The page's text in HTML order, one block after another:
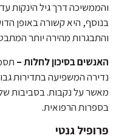
והממשיכה דרך גיל הינקות
בנוסף, היא קשורה באופן
והתבגרות מהירה יותר
האנשים בסיכון לחלות –
נדירה המשפיעה בתדירות
מאשר על נקבות. בסביבות
בספרות הרפואית.
פרופיל גנטי